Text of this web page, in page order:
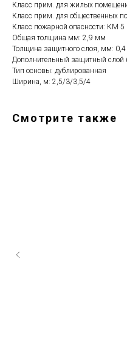
Класс прим. для жилых
Класс прим. для общественных
Класс пожарной опасности: КМ 5
Общая толщина мм: 2,9 мм
Толщина защитного слоя, мм: 0,4
Дополнительный защитный слой
Тип основы: дублированная
Ширина, м: 2,5/3/3,5/4
Смотрите также